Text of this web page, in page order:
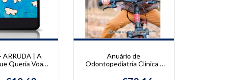
ARRUDA | A
Queria Voar |
Anuário de
Odontopediatria Clinica -